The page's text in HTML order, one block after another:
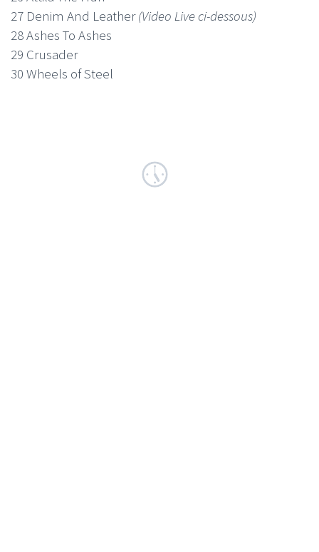
27 Denim And Leather(Video Live ci-dessous)
28 Ashes To Ashes
29 Crusader
30 Wheels of Steel